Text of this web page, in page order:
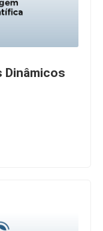
Dinâmicos